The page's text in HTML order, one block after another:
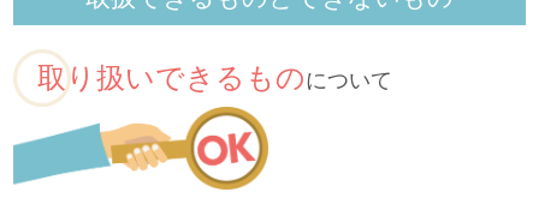
取り扱いできるものについて